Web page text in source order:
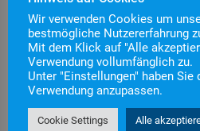
Wir verwenden Cookies um
bestmögliche Nutzererfahrung
Mit dem Klick auf "Alle
Verwendung vollumfänglich zu.
Unter "Einstellungen" haben
Verwendung anzupassen.
Cookie Settings Alle